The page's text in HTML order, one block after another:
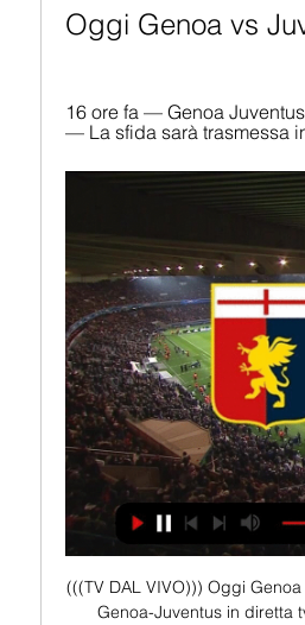
Oggi Genoa vs
16 ore fa — Genoa
— La sfida sarà trasmessa
(((TV DAL VIVO))) Oggi
Genoa-Juventus in diretta